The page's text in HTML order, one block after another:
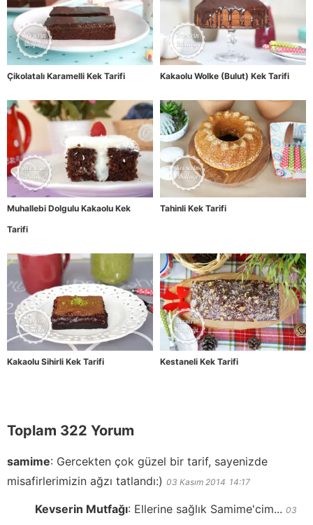
Çikolatalı Karamelli Kek Tarifi Kakaolu Wolke (Bulut) Kek Tarifi
Muhallebi Dolgulu Kakaolu Kek
Tarifi
Tahinli Kek Tarifi
Kakaolu Sihirli Kek Tarifi Kestaneli Kek Tarifi
Toplam 322 Yorum
samime: Gercekten çok güzel bir tarif, sayenizde
misafirlerimizin ağzı tatlandı:) 03 Kasım 2014 14:17
Kevserin Mutfağı: Ellerine sağlık Samime'cim... 03